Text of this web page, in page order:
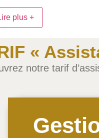
plus +
«
notre tarif